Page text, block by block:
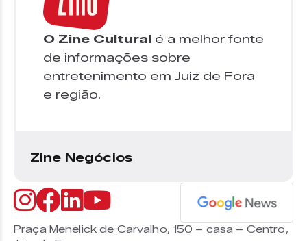
O Zine Cultural é a melhor fonte
de informações sobre
entretenimento em Juiz de Fora
e região.
Zine Negócios
Praça Menelick de Carvalho, 150 – casa – Centro,